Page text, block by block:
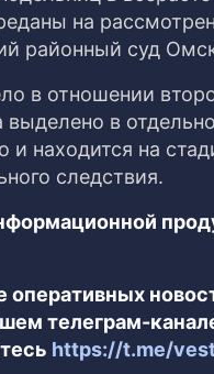
на
районный суд
в отношении
выделено в
и находится на
следствия.
телеграм-
https://t.me/